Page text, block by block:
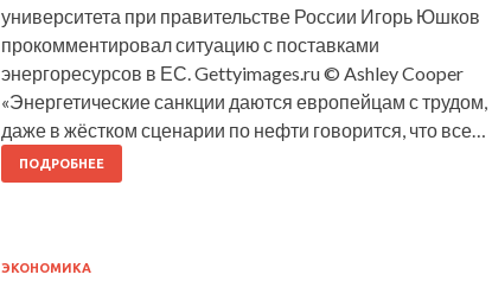
университета при правительстве России Игорь Юшков
прокомментировал ситуацию с поставками
энергоресурсов в ЕС. Gettyimages.ru © Ashley Cooper
«Энергетические санкции даются европейцам с трудом,
даже в жёстком сценарии по нефти говорится, что все…
ПОДРОБНЕЕ
ЭКОНОМИКА